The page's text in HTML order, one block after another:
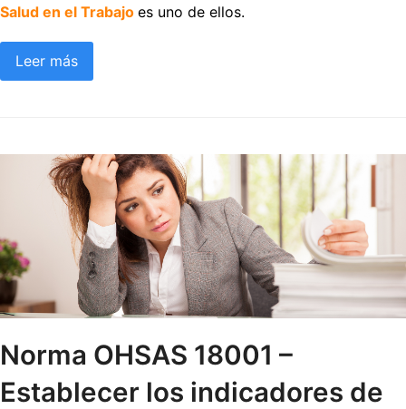
Salud en el Trabajo es uno de ellos.
Leer más
Norma OHSAS 18001 –
Establecer los indicadores de